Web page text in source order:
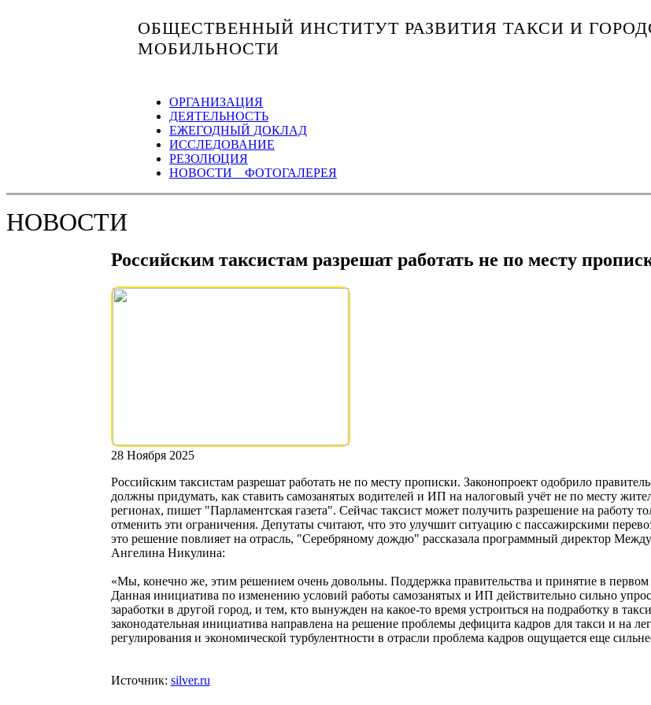
ОБЩЕСТВЕННЫЙ ИНСТИТУТ РАЗВИТИЯ ТАКСИ И
МОБИЛЬНОСТИ
ОРГАНИЗАЦИЯ
ДЕЯТЕЛЬНОСТЬ
ЕЖЕГОДНЫЙ ДОКЛАД
ИССЛЕДОВАНИЕ
РЕЗОЛЮЦИЯ
НОВОСТИ ФОТОГАЛЕРЕЯ
НОВОСТИ
Российским таксистам разрешат работать не по месту
28 Ноября 2025
Российским таксистам разрешат работать не по месту прописки. Законопроект одобрило
должны придумать, как ставить самозанятых водителей и ИП на налоговый учёт не по месту
регионах, пишет "Парламентская газета". Сейчас таксист может получить разрешение на работу
отменить эти ограничения. Депутаты считают, что это улучшит ситуацию с пассажирскими
это решение повлияет на отрасль, "Серебряному дождю" рассказала программный директор
Ангелина Никулина:
«Мы, конечно же, этим решением очень довольны. Поддержка правительства и принятие в
Данная инициатива по изменению условий работы самозанятых и ИП действительно сильно
заработки в другой город, и тем, кто вынужден на какое-то время устроиться на подработку в
законодательная инициатива направлена на решение проблемы дефицита кадров для такси и на
регулирования и экономической турбулентности в отрасли проблема кадров ощущается еще
Источник: silver.ru